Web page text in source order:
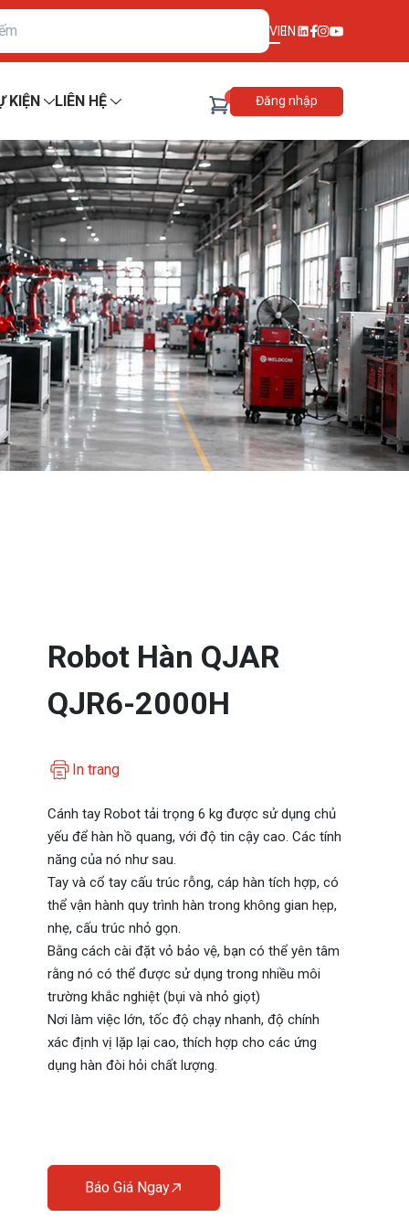
VIEN
KIỆN LIÊN HỆ 0 Đăng nhập
Robot Hàn QJAR
QJR6-2000H
In trang
Cánh tay Robot tải trọng 6 kg được sử dụng chủ
yếu để hàn hồ quang, với độ tin cậy cao. Các tính
năng của nó như sau.
Tay và cổ tay cấu trúc rỗng, cáp hàn tích hợp, có
thể vận hành quy trình hàn trong không gian hẹp,
nhẹ, cấu trúc nhỏ gọn.
Bằng cách cài đặt vỏ bảo vệ, bạn có thể yên tâm
rằng nó có thể được sử dụng trong nhiều môi
trường khắc nghiệt (bụi và nhỏ giọt)
Nơi làm việc lớn, tốc độ chạy nhanh, độ chính
xác định vị lặp lại cao, thích hợp cho các ứng
dụng hàn đòi hỏi chất lượng.
Báo Giá Ngay